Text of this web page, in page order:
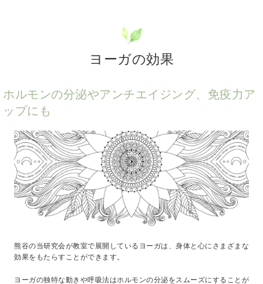
ヨーガの効果
ホルモンの分泌やアンチエイジング、免疫力ア
ップにも
熊谷の当研究会が教室で展開しているヨーガは、身体と心にさまざまな
効果をもたらすことができます。
ヨーガの独特な動きや呼吸法はホルモンの分泌をスムーズにすることが